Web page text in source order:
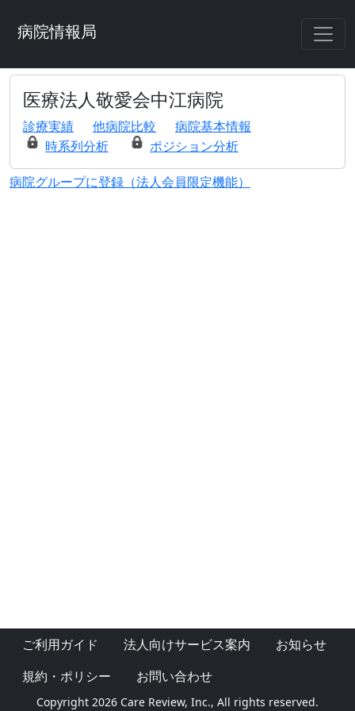
病院情報局
医療法人敬愛会中江病院
診療実績 他病院比較
病院基本情報
時系列分析
ポジション分析
病院グループに登録（法人会員限定機能）
ご利用ガイド 法人向けサービス案内
お知らせ
規約・ポリシー
お問い合わせ
Copyright 2026 Care Review, Inc., All rights reserved.